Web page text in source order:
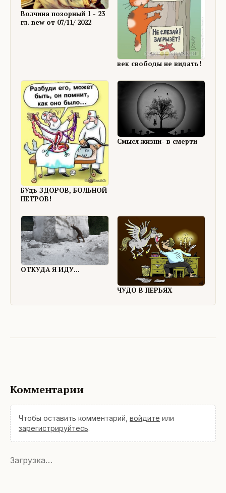
Волчина позорный 1 - 23
гл. new от 07/11/ 2022
век свободы не видать!
БУдь ЗДОРОВ, БОЛЬНОЙ
ПЕТРОВ!
Смысл жизни- в смерти
ОТКУДА Я ИДУ...
ЧУДО В ПЕРЬЯХ
Комментарии
Чтобы оставить комментарий, войдите или
зарегистрируйтесь.
Загрузка…